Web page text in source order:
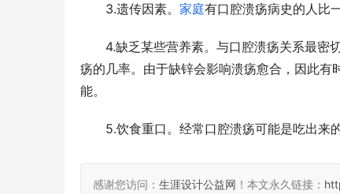
3.遗传因素。 家庭有口腔溃疡病史的人比
4.缺乏某些营养素。与口腔溃疡关系最密
疡的几率。由于缺锌会影响溃疡愈合，因此
能。
5.饮食重口。经常口腔溃疡可能是吃出来的
感谢您访问： 生涯设计公益网 ！本文永久链接：